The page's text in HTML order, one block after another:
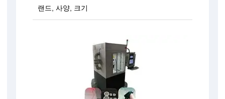
랜드, 사양, 크기